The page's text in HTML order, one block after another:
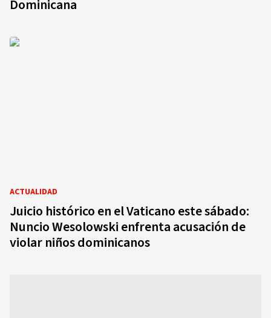
Dominicana
ACTUALIDAD
Juicio histórico en el Vaticano este sábado:
Nuncio Wesolowski enfrenta acusación de
violar niños dominicanos